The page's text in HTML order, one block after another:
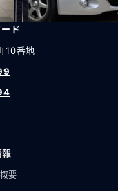
ド
10番地
要